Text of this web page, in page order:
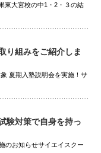
東大宮校の中1・2・３の結
組みをご紹介しま
夏期入塾説明会を実施！サ
験対策で自身を持っ
のお知らせサイエイスクー